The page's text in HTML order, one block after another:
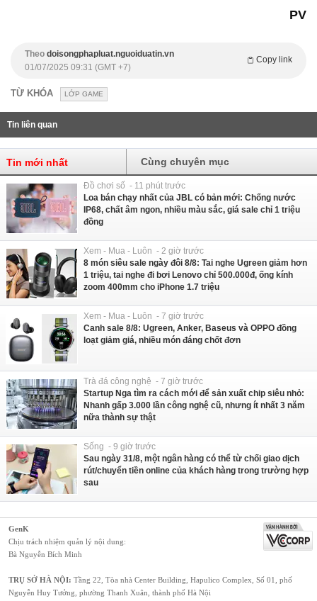
PV
Theo doisongphapluat.nguoiduatin.vn
Copy link
01/07/2025 09:31 (GMT +7)
TỪ KHÓA LỚP GAME
Tin liên quan
Tin mới nhất Cùng chuyên mục
Đồ chơi số - 11 phút trước
Loa bán chạy nhất của JBL có bản mới: Chống nước
IP68, chất âm ngon, nhiều màu sắc, giá sale chỉ 1 triệu
đồng
Xem - Mua - Luôn - 2 giờ trước
8 món siêu sale ngày đôi 8/8: Tai nghe Ugreen giảm hơn
1 triệu, tai nghe đi bơi Lenovo chỉ 500.000đ, ống kính
zoom 400mm cho iPhone 1.7 triệu
Xem - Mua - Luôn - 7 giờ trước
Canh sale 8/8: Ugreen, Anker, Baseus và OPPO đồng
loạt giảm giá, nhiều món đáng chốt đơn
Trà đá công nghệ - 7 giờ trước
Startup Nga tìm ra cách mới để sản xuất chip siêu nhỏ:
Nhanh gấp 3.000 lần công nghệ cũ, nhưng ít nhất 3 năm
nữa thành sự thật
Sống - 9 giờ trước
Sau ngày 31/8, một ngân hàng có thể từ chối giao dịch
rút/chuyển tiền online của khách hàng trong trường hợp
sau
GenK
Chịu trách nhiệm quản lý nội dung:
Bà Nguyễn Bích Minh
TRỤ SỞ HÀ NỘI: Tầng 22, Tòa nhà Center Building, Hapulico Complex, Số 01, phố
Nguyễn Huy Tưởng, phường Thanh Xuân, thành phố Hà Nội